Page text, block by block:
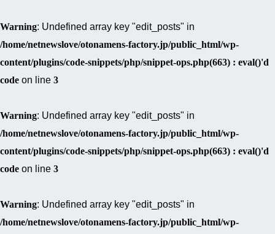
Warning: Undefined array key "edit_posts" in
/home/netnewslove/otonamens-factory.jp/public_html/wp-
content/plugins/code-snippets/php/snippet-ops.php(663) : eval()'d
code on line 3
Warning: Undefined array key "edit_posts" in
/home/netnewslove/otonamens-factory.jp/public_html/wp-
content/plugins/code-snippets/php/snippet-ops.php(663) : eval()'d
code on line 3
Warning: Undefined array key "edit_posts" in
/home/netnewslove/otonamens-factory.jp/public_html/wp-